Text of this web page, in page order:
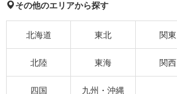
その他のエリアから探す
北海道 東北 関東
北陸 東海 関西
四国 九州・沖縄